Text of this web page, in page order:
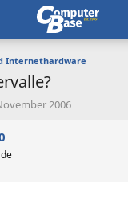
Internethardware
2006